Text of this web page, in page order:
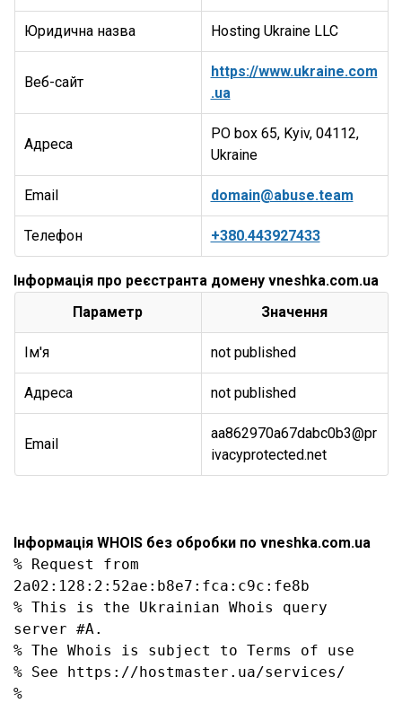
Юридична назва Hosting Ukraine LLC
Веб-сайт
https://www.ukraine.com
.ua
Адреса
PO box 65, Kyiv, 04112,
Ukraine
Email domain@abuse.team
Телефон +380.443927433
Інформація про реєстранта домену vneshka.com.ua
Параметр
Значення
Ім'я not published
Адреса not published
Email
aa862970a67dabc0b3@pr
ivacyprotected.net
Інформація WHOIS без обробки по vneshka.com.ua
% Request from
2a02:128:2:52ae:b8e7:fca:c9c:fe8b
% This is the Ukrainian Whois query
server #A.
% The Whois is subject to Terms of use
% See https://hostmaster.ua/services/
%